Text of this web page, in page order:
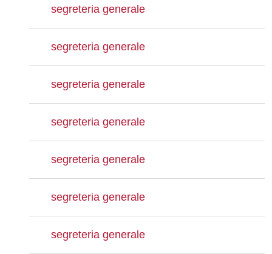
segreteria generale
segreteria generale
segreteria generale
segreteria generale
segreteria generale
segreteria generale
segreteria generale